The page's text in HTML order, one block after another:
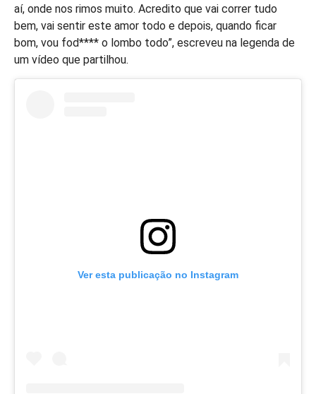
aí, onde nos rimos muito. Acredito que vai correr tudo
bem, vai sentir este amor todo e depois, quando ficar
bom, vou fod**** o lombo todo”, escreveu na legenda de
um vídeo que partilhou.
Ver esta publicação no Instagram